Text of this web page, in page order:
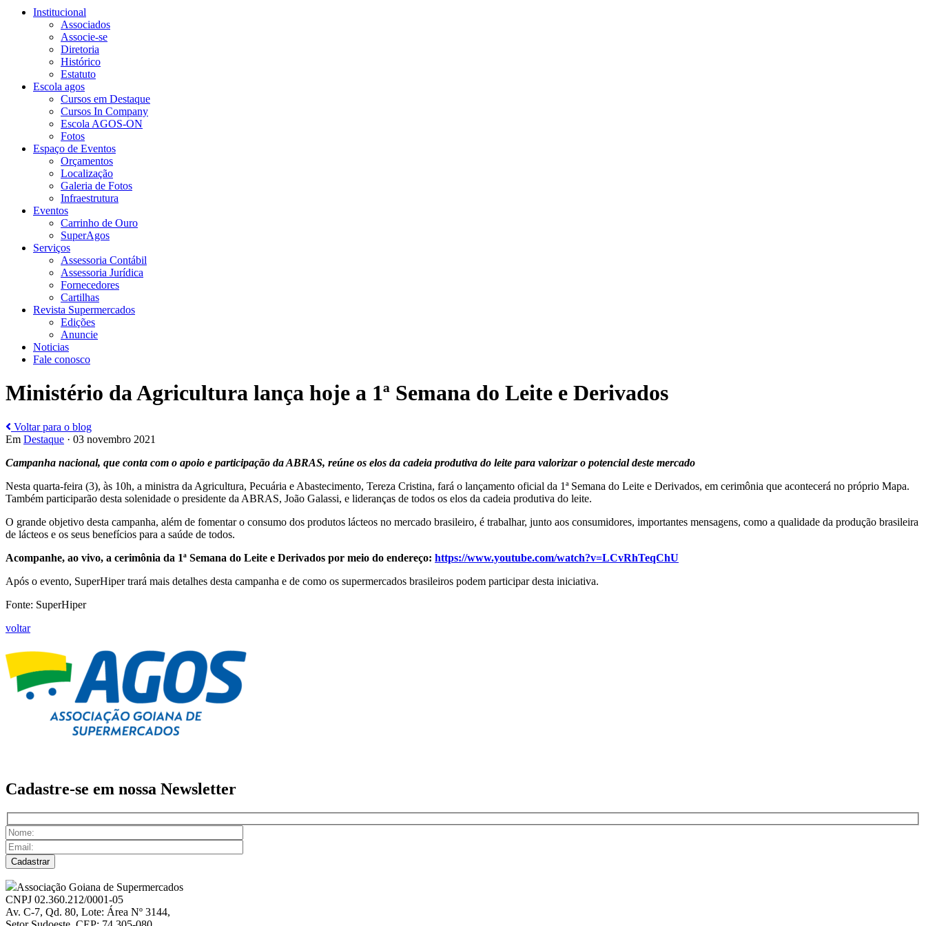
Institucional
Associados
Associe-se
Diretoria
Histórico
Estatuto
Escola agos
Cursos em Destaque
Cursos In Company
Escola AGOS-ON
Fotos
Espaço de Eventos
Orçamentos
Localização
Galeria de Fotos
Infraestrutura
Eventos
Carrinho de Ouro
SuperAgos
Serviços
Assessoria Contábil
Assessoria Jurídica
Fornecedores
Cartilhas
Revista Supermercados
Edições
Anuncie
Noticias
Fale conosco
Ministério da Agricultura lança hoje a 1ª Semana do Leite e Derivados
Voltar para o blog
Em Destaque · 03 novembro 2021
Campanha nacional, que conta com o apoio e participação da ABRAS, reúne os elos da cadeia produtiva do leite para valorizar o potencial deste mercado
Nesta quarta-feira (3), às 10h, a ministra da Agricultura, Pecuária e Abastecimento, Tereza Cristina, fará o lançamento oficial da 1ª Semana do Leite e Derivados, em cerimônia que acontecerá no próprio Mapa.
Também participarão desta solenidade o presidente da ABRAS, João Galassi, e lideranças de todos os elos da cadeia produtiva do leite.
O grande objetivo desta campanha, além de fomentar o consumo dos produtos lácteos no mercado brasileiro, é trabalhar, junto aos consumidores, importantes mensagens, como a qualidade da produção brasileira
de lácteos e os seus benefícios para a saúde de todos.
Acompanhe, ao vivo, a cerimônia da 1ª Semana do Leite e Derivados por meio do endereço: https://www.youtube.com/watch?v=LCvRhTeqChU
Após o evento, SuperHiper trará mais detalhes desta campanha e de como os supermercados brasileiros podem participar desta iniciativa.
Fonte: SuperHiper
voltar
Cadastre-se em nossa Newsletter
Associação Goiana de Supermercados
CNPJ 02.360.212/0001-05
Av. C-7, Qd. 80, Lote: Área Nº 3144,